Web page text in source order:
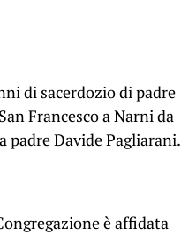
di sacerdozio di padre
Francesco a Narni da
padre Davide Pagliarani.
è affidata